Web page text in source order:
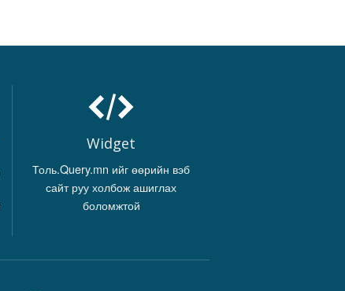
Widget
Толь.Query.mn ийг өөрийн вэб
сайт руу холбож ашиглах
боломжтой